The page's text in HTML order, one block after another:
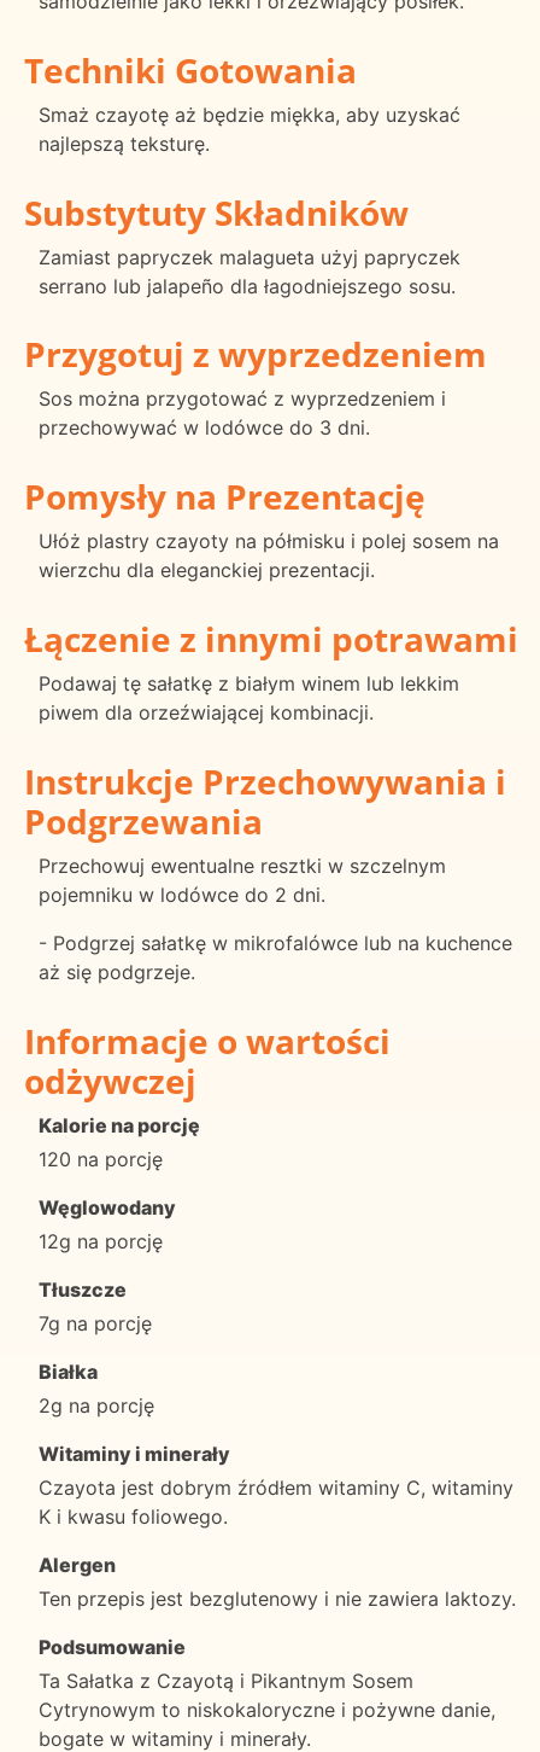
Techniki Gotowania
Smaż czayotę aż będzie miękka, aby uzyskać
najlepszą teksturę.
Substytuty Składników
Zamiast papryczek malagueta użyj papryczek
serrano lub jalapeño dla łagodniejszego sosu.
Przygotuj z wyprzedzeniem
Sos można przygotować z wyprzedzeniem i
przechowywać w lodówce do 3 dni.
Pomysły na Prezentację
Ułóż plastry czayoty na półmisku i polej sosem na
wierzchu dla eleganckiej prezentacji.
Łączenie z innymi potrawami
Podawaj tę sałatkę z białym winem lub lekkim
piwem dla orzeźwiającej kombinacji.
Instrukcje Przechowywania i
Podgrzewania
Przechowuj ewentualne resztki w szczelnym
pojemniku w lodówce do 2 dni.
- Podgrzej sałatkę w mikrofalówce lub na kuchence
aż się podgrzeje.
Informacje o wartości
odżywczej
Kalorie na porcję
120 na porcję
Węglowodany
12g na porcję
Tłuszcze
7g na porcję
Białka
2g na porcję
Witaminy i minerały
Czayota jest dobrym źródłem witaminy C, witaminy
K i kwasu foliowego.
Alergen
Ten przepis jest bezglutenowy i nie zawiera laktozy.
Podsumowanie
Ta Sałatka z Czayotą i Pikantnym Sosem
Cytrynowym to niskokaloryczne i pożywne danie,
bogate w witaminy i minerały.